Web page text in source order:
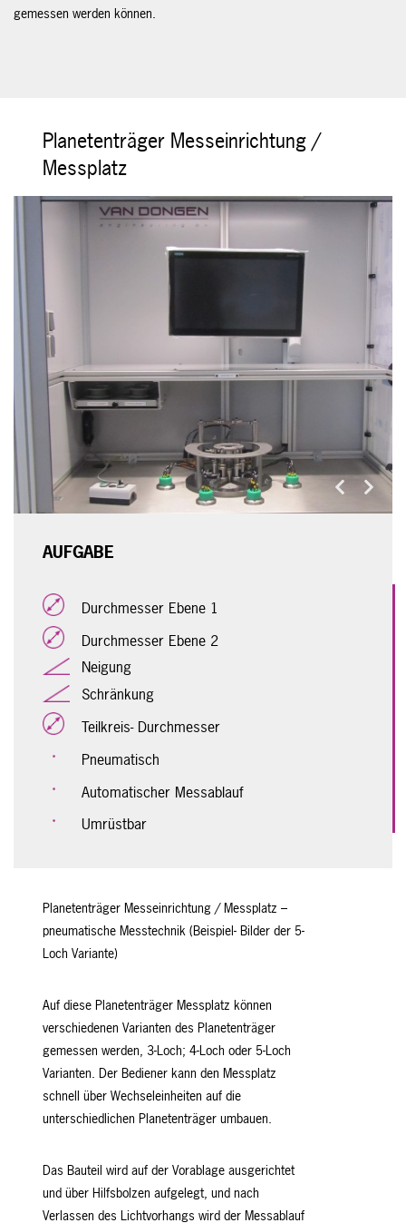
gemessen werden können.
Planetenträger Messeinrichtung /
Messplatz
AUFGABE
Durchmesser Ebene 1
Durchmesser Ebene 2
Neigung
Schränkung
Teilkreis- Durchmesser
Pneumatisch
Automatischer Messablauf
Umrüstbar
PreviousNext
Planetenträger Messeinrichtung / Messplatz –
pneumatische Messtechnik (Beispiel- Bilder der 5-
Loch Variante)
Auf diese Planetenträger Messplatz können
verschiedenen Varianten des Planetenträger
gemessen werden, 3-Loch; 4-Loch oder 5-Loch
Varianten. Der Bediener kann den Messplatz
schnell über Wechseleinheiten auf die
unterschiedlichen Planetenträger umbauen.
Das Bauteil wird auf der Vorablage ausgerichtet
und über Hilfsbolzen aufgelegt, und nach
Verlassen des Lichtvorhangs wird der Messablauf